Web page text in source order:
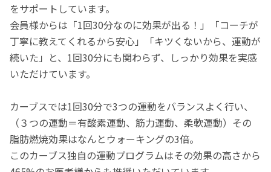
をサポートしています。
会員様からは「1回30分なのに効果が出る！」「コーチが
丁寧に教えてくれるから安心」「キツくないから、運動が
続いた」と、1回30分にも関わらず、しっかり効果を実感
いただけています。
カーブスでは1回30分で3つの運動をバランスよく行い、
（３つの運動＝有酸素運動、筋力運動、柔軟運動）その
脂肪燃焼効果はなんとウォーキングの3倍。
このカーブス独自の運動プログラムはその効果の高さから